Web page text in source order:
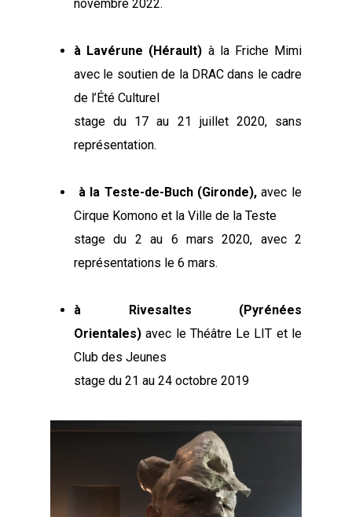
novembre 2022.
à Lavérune (Hérault) à la Friche Mimi
avec le soutien de la DRAC dans le cadre
de l’Été Culturel
stage du 17 au 21 juillet 2020, sans
représentation.
à la Teste-de-Buch (Gironde),avec le
Cirque Komono et la Ville de la Teste
stage du 2 au 6 mars 2020, avec 2
représentations le 6 mars.
à Rivesaltes (Pyrénées
Orientales)avec le Théâtre Le LIT et le
Club des Jeunes
stage du 21 au 24 octobre 2019